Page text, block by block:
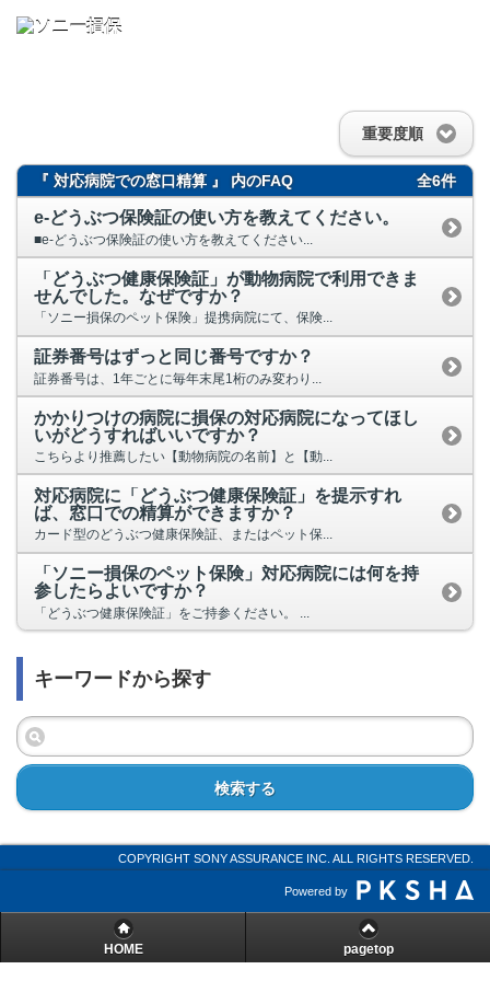
重要度順
『 対応病院での窓口精算 』 内のFAQ 全6件
e-どうぶつ保険証の使い方を教えてください。
■e-どうぶつ保険証の使い方を教えてください...
「どうぶつ健康保険証」が動物病院で利用できま
せんでした。なぜですか？
「ソニー損保のペット保険」提携病院にて、保険...
証券番号はずっと同じ番号ですか？
証券番号は、1年ごとに毎年末尾1桁のみ変わり...
かかりつけの病院に損保の対応病院になってほし
いがどうすればいいですか？
こちらより推薦したい【動物病院の名前】と【動...
対応病院に「どうぶつ健康保険証」を提示すれ
ば、窓口での精算ができますか？
カード型のどうぶつ健康保険証、またはペット保...
「ソニー損保のペット保険」対応病院には何を持
参したらよいですか？
「どうぶつ健康保険証」をご持参ください。 ...
キーワードから探す
検索する
COPYRIGHT SONY ASSURANCE INC. ALL RIGHTS RESERVED.
Powered by
HOME pagetop